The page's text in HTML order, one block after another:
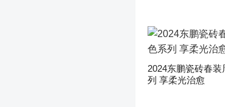
2024东鹏瓷砖春
列 享柔光治愈